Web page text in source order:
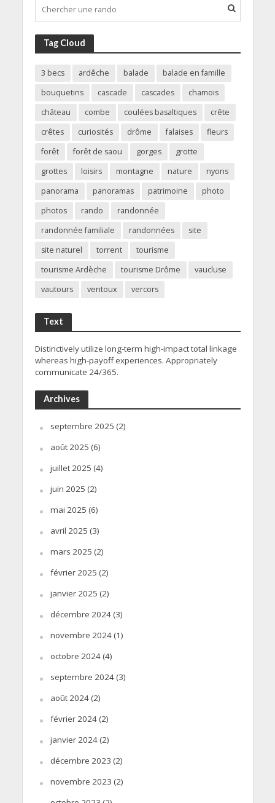
Tag Cloud
3 becs ardêche balade
balade en famille
bouquetins
cascade cascades
chamois
château
combe coulées basaltiques
crête
crêtes
curiosités drôme falaises
fleurs
forêt
forêt de saou gorges
grotte
grottes
loisirs montagne nature
nyons
panorama
panoramas patrimoine
photo
photos
rando
randonnée
randonnée familiale
randonnées
site
site naturel
torrent
tourisme
tourisme Ardèche
tourisme Drôme
vaucluse
vautours
ventoux vercors
Text
Distinctively utilize long-term high-impact total linkage
whereas high-payoff experiences. Appropriately
communicate 24/365.
Archives
septembre 2025 (2)
août 2025 (6)
juillet 2025 (4)
juin 2025 (2)
mai 2025 (6)
avril 2025 (3)
mars 2025 (2)
février 2025 (2)
janvier 2025 (2)
décembre 2024(3)
novembre 2024(1)
octobre 2024(4)
septembre 2024(3)
août 2024(2)
février 2024(2)
janvier 2024(2)
décembre 2023 (2)
novembre 2023 (2)